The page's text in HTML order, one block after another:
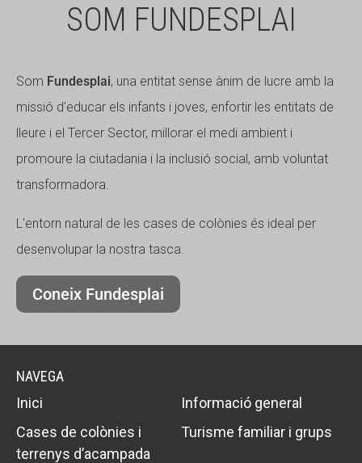
SOM FUNDESPLAI
Som Fundesplai, una entitat sense ànim de lucre amb la
missió d'educar els infants i joves, enfortir les entitats de
lleure i el Tercer Sector, millorar el medi ambient i
promoure la ciutadania i la inclusió social, amb voluntat
transformadora.
L'entorn natural de les cases de colònies és ideal per
desenvolupar la nostra tasca.
Coneix Fundesplai
NAVEGA
Inici
Informació general
Cases de colònies i
terrenys d’acampada
Turisme familiar i grups